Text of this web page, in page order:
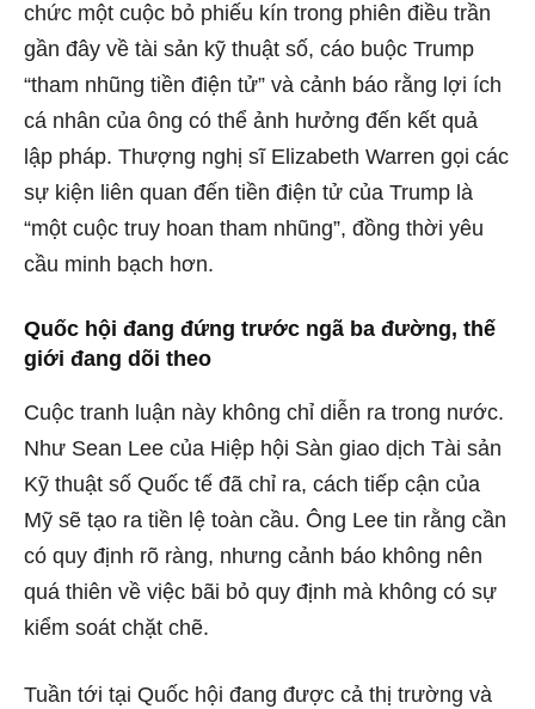
chức một cuộc bỏ phiếu kín trong phiên điều trần
gần đây về tài sản kỹ thuật số, cáo buộc Trump
“tham nhũng tiền điện tử” và cảnh báo rằng lợi ích
cá nhân của ông có thể ảnh hưởng đến kết quả
lập pháp. Thượng nghị sĩ Elizabeth Warren gọi các
sự kiện liên quan đến tiền điện tử của Trump là
“một cuộc truy hoan tham nhũng”, đồng thời yêu
cầu minh bạch hơn.
Quốc hội đang đứng trước ngã ba đường, thế
giới đang dõi theo
Cuộc tranh luận này không chỉ diễn ra trong nước.
Như Sean Lee của Hiệp hội Sàn giao dịch Tài sản
Kỹ thuật số Quốc tế đã chỉ ra, cách tiếp cận của
Mỹ sẽ tạo ra tiền lệ toàn cầu. Ông Lee tin rằng cần
có quy định rõ ràng, nhưng cảnh báo không nên
quá thiên về việc bãi bỏ quy định mà không có sự
kiểm soát chặt chẽ.
Tuần tới tại Quốc hội đang được cả thị trường và